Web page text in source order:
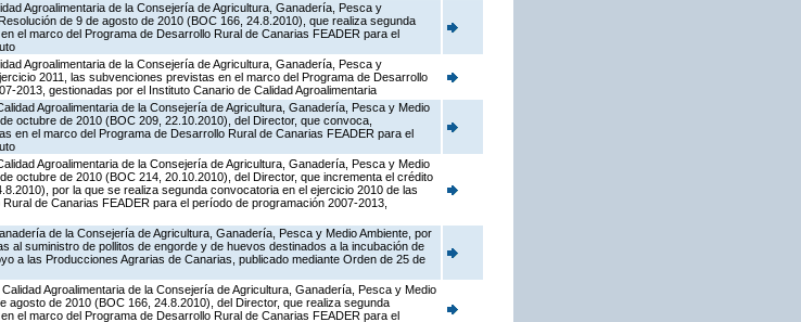
Agroalimentaria de la Consejería de Agricultura, Ganadería, Pesca y
de 9 de agosto de 2010 (BOC 166, 24.8.2010), que realiza segunda
el marco del Programa de Desarrollo Rural de Canarias FEADER para el
Agroalimentaria de la Consejería de Agricultura, Ganadería, Pesca y
2011, las subvenciones previstas en el marco del Programa de Desarrollo
2013, gestionadas por el Instituto Canario de Calidad Agroalimentaria
Agroalimentaria de la Consejería de Agricultura, Ganadería, Pesca y Medio
octubre de 2010 (BOC 209, 22.10.2010), del Director, que convoca,
en el marco del Programa de Desarrollo Rural de Canarias FEADER para el
Agroalimentaria de la Consejería de Agricultura, Ganadería, Pesca y Medio
octubre de 2010 (BOC 214, 20.10.2010), del Director, que incrementa el crédito
por la que se realiza segunda convocatoria en el ejercicio 2010 de las
de Canarias FEADER para el período de programación 2007-2013,
de la Consejería de Agricultura, Ganadería, Pesca y Medio Ambiente, por
al suministro de pollitos de engorde y de huevos destinados a la incubación de
a las Producciones Agrarias de Canarias, publicado mediante Orden de 25 de
Agroalimentaria de la Consejería de Agricultura, Ganadería, Pesca y Medio
de 2010 (BOC 166, 24.8.2010), del Director, que realiza segunda
el marco del Programa de Desarrollo Rural de Canarias FEADER para el